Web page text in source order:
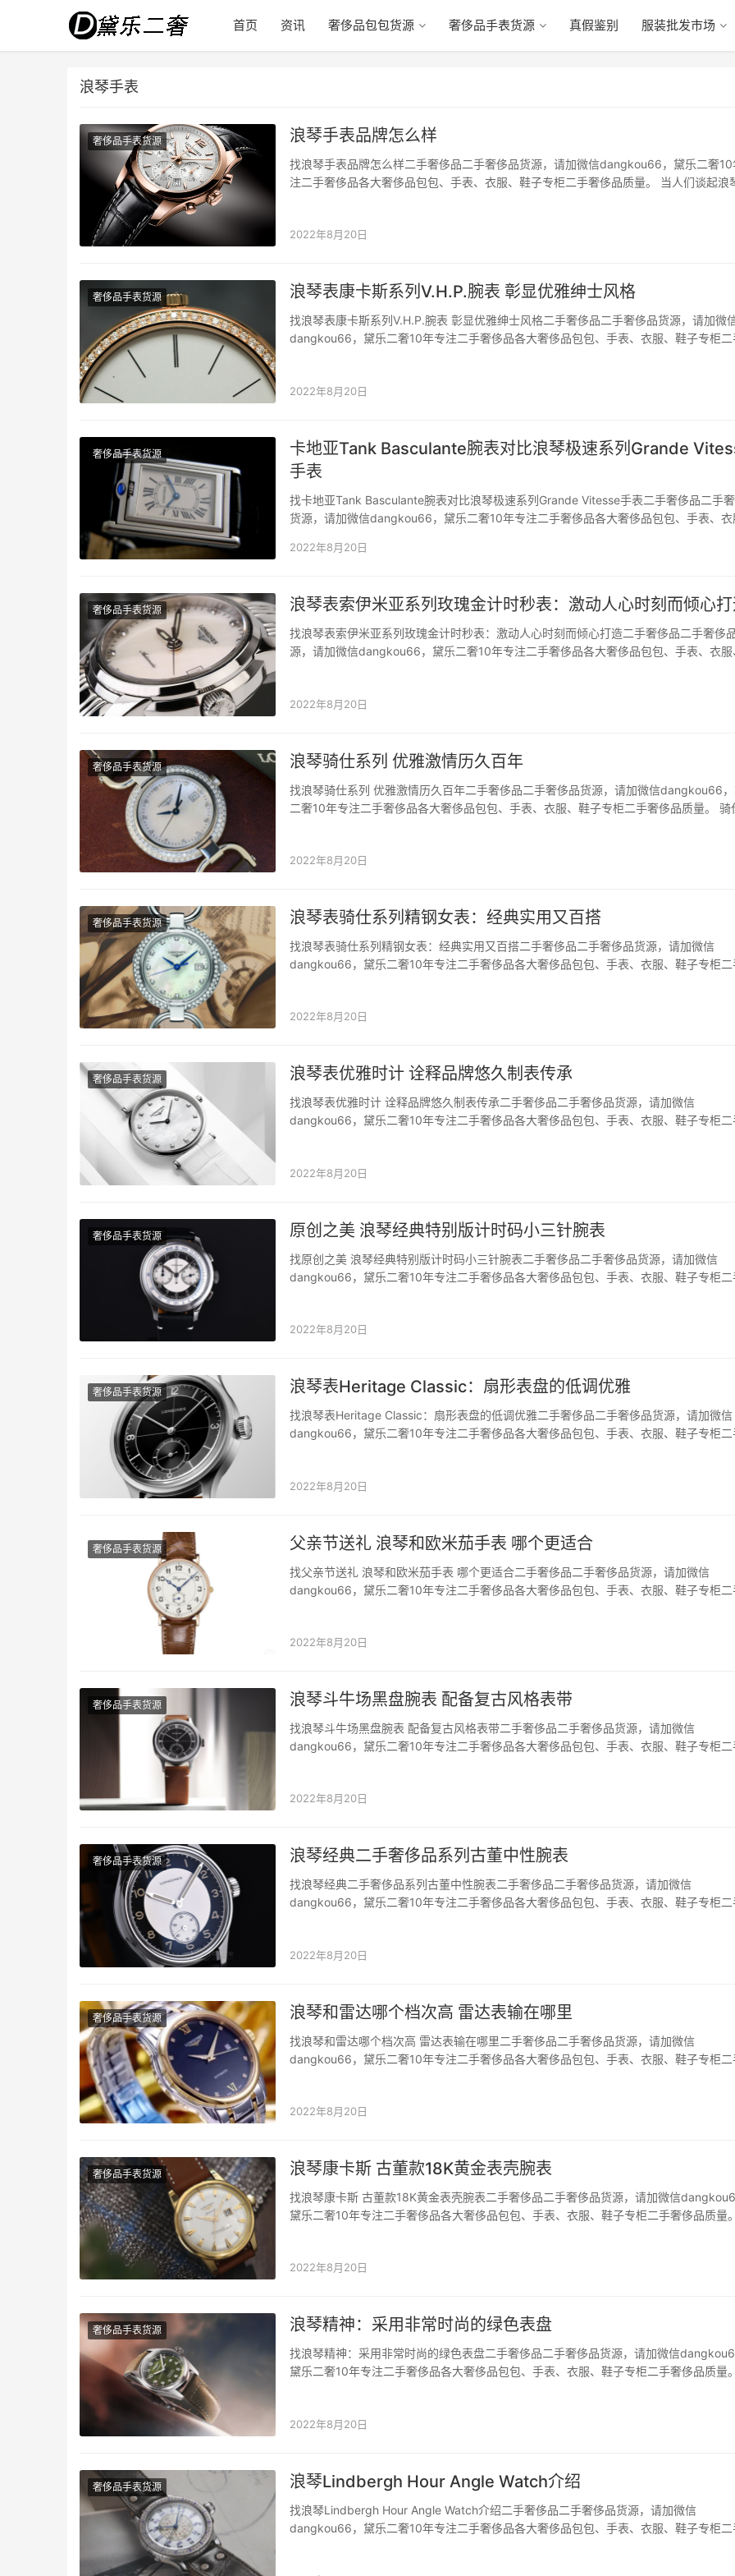
首页 资讯 奢侈品包包货源 奢侈品手表货源 真假鉴别 服装批发市场
浪琴手表
奢侈品手表货源 浪琴手表品牌怎么样
找浪琴手表品牌怎么样二手奢侈品二手奢侈品货源，请加微信dangkou66，黛乐二奢10
注二手奢侈品各大奢侈品包包、手表、衣服、鞋子专柜二手奢侈品质量。 当人们谈起浪
2022年8月20日
奢侈品手表货源 浪琴表康卡斯系列V.H.P.腕表 彰显优雅绅士风格
找浪琴表康卡斯系列V.H.P.腕表 彰显优雅绅士风格二手奢侈品二手奢侈品货源，请加微
dangkou66，黛乐二奢10年专注二手奢侈品各大奢侈品包包、手表、衣服、鞋子专柜二
2022年8月20日
奢侈品手表货源
卡地亚Tank Basculante腕表对比浪琴极速系列Grande
手表
找卡地亚Tank Basculante腕表对比浪琴极速系列Grande Vitesse手表二手奢侈品二手
货源，请加微信dangkou66，黛乐二奢10年专注二手奢侈品各大奢侈品包包、手表、衣
2022年8月20日
奢侈品手表货源 浪琴表索伊米亚系列玫瑰金计时秒表：激动人心时刻而倾心
找浪琴表索伊米亚系列玫瑰金计时秒表：激动人心时刻而倾心打造二手奢侈品二手奢侈
源，请加微信dangkou66，黛乐二奢10年专注二手奢侈品各大奢侈品包包、手表、衣服
2022年8月20日
奢侈品手表货源 浪琴骑仕系列 优雅激情历久百年
找浪琴骑仕系列 优雅激情历久百年二手奢侈品二手奢侈品货源，请加微信dangkou66
二奢10年专注二手奢侈品各大奢侈品包包、手表、衣服、鞋子专柜二手奢侈品质量。 骑
2022年8月20日
奢侈品手表货源 浪琴表骑仕系列精钢女表：经典实用又百搭
找浪琴表骑仕系列精钢女表：经典实用又百搭二手奢侈品二手奢侈品货源，请加微信
dangkou66，黛乐二奢10年专注二手奢侈品各大奢侈品包包、手表、衣服、鞋子专柜二
2022年8月20日
奢侈品手表货源 浪琴表优雅时计 诠释品牌悠久制表传承
找浪琴表优雅时计 诠释品牌悠久制表传承二手奢侈品二手奢侈品货源，请加微信
dangkou66，黛乐二奢10年专注二手奢侈品各大奢侈品包包、手表、衣服、鞋子专柜二
2022年8月20日
奢侈品手表货源 原创之美 浪琴经典特别版计时码小三针腕表
找原创之美 浪琴经典特别版计时码小三针腕表二手奢侈品二手奢侈品货源，请加微信
dangkou66，黛乐二奢10年专注二手奢侈品各大奢侈品包包、手表、衣服、鞋子专柜二
2022年8月20日
奢侈品手表货源 浪琴表Heritage Classic：扇形表盘的低调优雅
找浪琴表Heritage Classic：扇形表盘的低调优雅二手奢侈品二手奢侈品货源，请加微信
dangkou66，黛乐二奢10年专注二手奢侈品各大奢侈品包包、手表、衣服、鞋子专柜二
2022年8月20日
奢侈品手表货源 父亲节送礼 浪琴和欧米茄手表 哪个更适合
找父亲节送礼 浪琴和欧米茄手表 哪个更适合二手奢侈品二手奢侈品货源，请加微信
dangkou66，黛乐二奢10年专注二手奢侈品各大奢侈品包包、手表、衣服、鞋子专柜二
2022年8月20日
奢侈品手表货源 浪琴斗牛场黑盘腕表 配备复古风格表带
找浪琴斗牛场黑盘腕表 配备复古风格表带二手奢侈品二手奢侈品货源，请加微信
dangkou66，黛乐二奢10年专注二手奢侈品各大奢侈品包包、手表、衣服、鞋子专柜二
2022年8月20日
奢侈品手表货源 浪琴经典二手奢侈品系列古董中性腕表
找浪琴经典二手奢侈品系列古董中性腕表二手奢侈品二手奢侈品货源，请加微信
dangkou66，黛乐二奢10年专注二手奢侈品各大奢侈品包包、手表、衣服、鞋子专柜二
2022年8月20日
奢侈品手表货源 浪琴和雷达哪个档次高 雷达表输在哪里
找浪琴和雷达哪个档次高 雷达表输在哪里二手奢侈品二手奢侈品货源，请加微信
dangkou66，黛乐二奢10年专注二手奢侈品各大奢侈品包包、手表、衣服、鞋子专柜二
2022年8月20日
奢侈品手表货源 浪琴康卡斯 古董款18K黄金表壳腕表
找浪琴康卡斯 古董款18K黄金表壳腕表二手奢侈品二手奢侈品货源，请加微信
黛乐二奢10年专注二手奢侈品各大奢侈品包包、手表、衣服、鞋子专柜二手奢侈品质量
2022年8月20日
奢侈品手表货源 浪琴精神：采用非常时尚的绿色表盘
找浪琴精神：采用非常时尚的绿色表盘二手奢侈品二手奢侈品货源，请加微信
黛乐二奢10年专注二手奢侈品各大奢侈品包包、手表、衣服、鞋子专柜二手奢侈品质量
2022年8月20日
奢侈品手表货源 浪琴Lindbergh Hour Angle Watch介绍
找浪琴Lindbergh Hour Angle Watch介绍二手奢侈品二手奢侈品货源，请加微信
dangkou66，黛乐二奢10年专注二手奢侈品各大奢侈品包包、手表、衣服、鞋子专柜二